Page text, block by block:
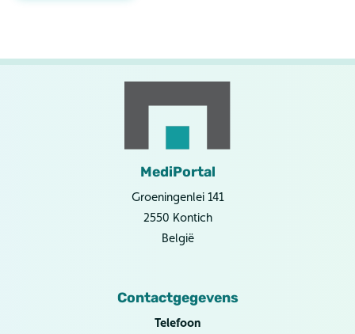
MediPortal
Groeningenlei 141
2550 Kontich
België
Contactgegevens
Telefoon